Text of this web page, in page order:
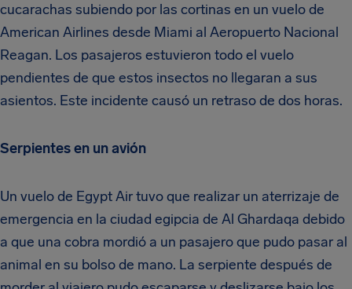
cucarachas subiendo por las cortinas en un vuelo de
American Airlines desde Miami al Aeropuerto Nacional
Reagan. Los pasajeros estuvieron todo el vuelo
pendientes de que estos insectos no llegaran a sus
asientos. Este incidente causó un retraso de dos horas.
Serpientes en un avión
Un vuelo de Egypt Air tuvo que realizar un aterrizaje de
emergencia en la ciudad egipcia de Al Ghardaqa debido
a que una cobra mordió a un pasajero que pudo pasar al
animal en su bolso de mano. La serpiente después de